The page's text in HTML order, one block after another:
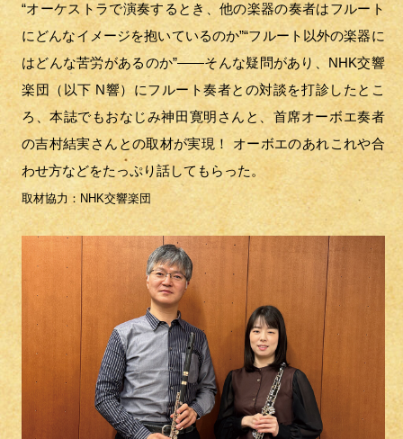
“オーケストラで演奏するとき、他の楽器の奏者はフルート
にどんなイメージを抱いているのか”“フルート以外の楽器に
はどんな苦労があるのか”——そんな疑問があり、NHK交響
楽団（以下 N響）にフルート奏者との対談を打診したとこ
ろ、本誌でもおなじみ神田寛明さんと、首席オーボエ奏者
の吉村結実さんとの取材が実現！ オーボエのあれこれや合
わせ方などをたっぷり話してもらった。
取材協力：NHK交響楽団